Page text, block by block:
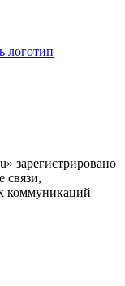
логотип
зарегистрировано
связи,
коммуникаций